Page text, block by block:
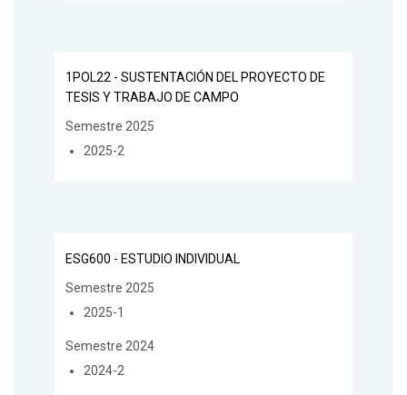
1POL22 - SUSTENTACIÓN DEL PROYECTO DE
TESIS Y TRABAJO DE CAMPO
Semestre 2025
2025-2
ESG600 - ESTUDIO INDIVIDUAL
Semestre 2025
2025-1
Semestre 2024
2024-2